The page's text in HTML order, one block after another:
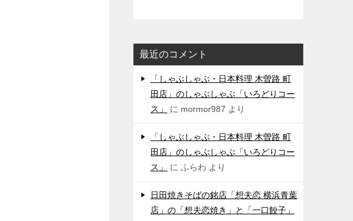
最近のコメント
「しゃぶしゃぶ・日本料理 木曽路 町
田店」のしゃぶしゃぶ「いろどりコー
ス」
に mormor987 より
「しゃぶしゃぶ・日本料理 木曽路 町
田店」のしゃぶしゃぶ「いろどりコー
ス」
に ふらわ より
日田焼きそばの銘店「想夫恋 横浜青葉
店」の「想夫恋焼き」と「一口餃子」